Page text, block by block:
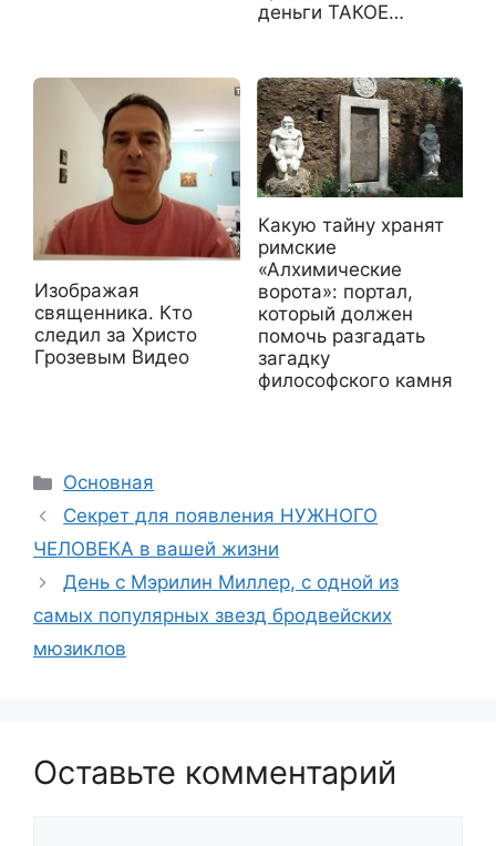
деньги ТАКОЕ…
Изображая
священника. Кто
следил за Христо
Грозевым Видео
Какую тайну хранят
римские
«Алхимические
ворота»: портал,
который должен
помочь разгадать
загадку
философского камня
Рубрики
Основная
Секрет для появления НУЖНОГО
ЧЕЛОВЕКА в вашей жизни
День с Мэрилин Миллер, с одной из
самых популярных звезд бродвейских
мюзиклов
Оставьте комментарий